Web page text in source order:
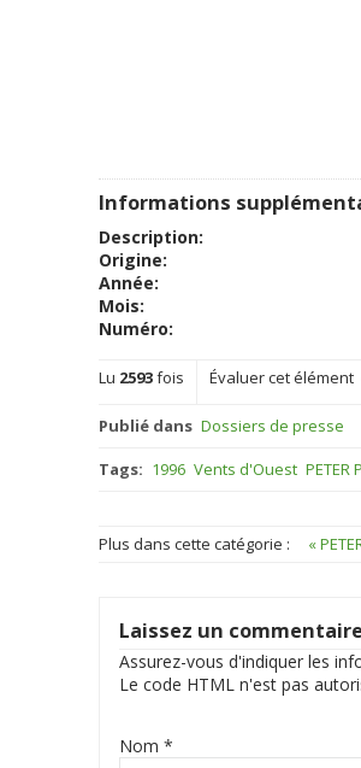
Informations
Description:
Origine:
Année:
Mois:
Numéro:
Lu 2593fois Évaluer cet élément
Publié dans Dossiers de presse
Tags: 1996 Vents d'Ouest PETER
Plus dans cette catégorie : «
Laissez un commentaire
Assurez-vous d'indiquer les
Le code HTML n'est pas
Nom *